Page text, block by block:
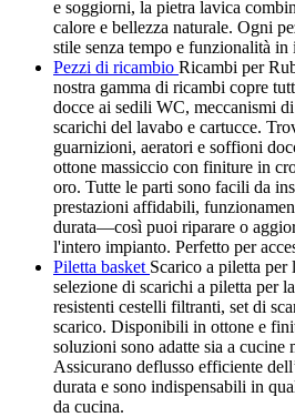
e soggiorni, la pietra lavica
calore e bellezza naturale. Ogni
stile senza tempo e funzionalità
Pezzi di ricambio Ricambi per
nostra gamma di ricambi copre
docce ai sedili WC, meccanismi
scarichi del lavabo e cartucce.
guarnizioni, aeratori e soffioni
ottone massiccio con finiture in
oro. Tutte le parti sono facili da
prestazioni affidabili,
durata—così puoi riparare o
l'intero impianto. Perfetto per
Piletta basket Scarico a piletta per
selezione di scarichi a piletta per
resistenti cestelli filtranti, set di
scarico. Disponibili in ottone e
soluzioni sono adatte sia a cucine
Assicurano deflusso efficiente
durata e sono indispensabili in
da cucina.